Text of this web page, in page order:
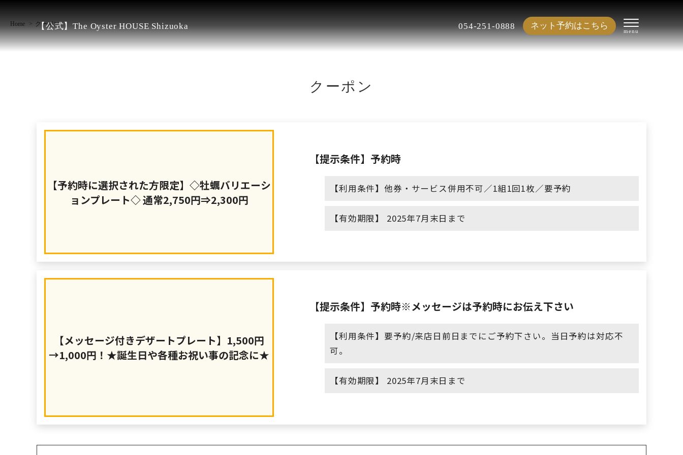
【公式】The Oyster HOUSE Shizuoka 054-251-0888 ネット予約はこちら
Home クーポン
クーポン
【予約時に選択された方限定】◇牡蠣バリエーシ
ョンプレート◇ 通常2,750円⇒2,300円
【提示条件】予約時
【利用条件】他券・サービス併用不可／1組1回1枚／要予約
【有効期限】 2025年7月末日まで
【メッセージ付きデザートプレート】1,500円
→1,000円！★誕生日や各種お祝い事の記念に★
【提示条件】予約時※メッセージは予約時にお伝え下さい
【利用条件】要予約/来店日前日までにご予約下さい。当日予約は対応不
可。
【有効期限】 2025年7月末日まで